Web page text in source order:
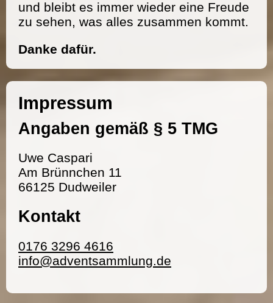
und bleibt es immer wieder eine Freude
zu sehen, was alles zusammen kommt.
Danke dafür.
Impressum
Angaben gemäß § 5 TMG
Uwe Caspari
Am Brünnchen 11
66125 Dudweiler
Kontakt
0176 3296 4616
info@adventsammlung.de